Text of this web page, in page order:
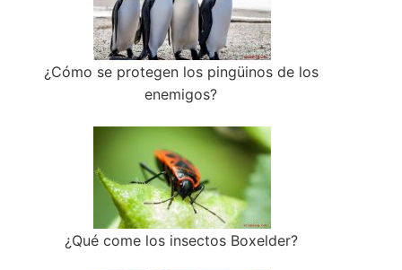
¿Cómo se protegen los pingüinos de los
enemigos?
¿Qué come los insectos Boxelder?